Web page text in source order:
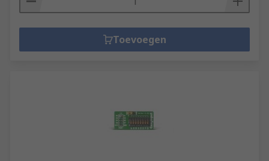
Toevoegen